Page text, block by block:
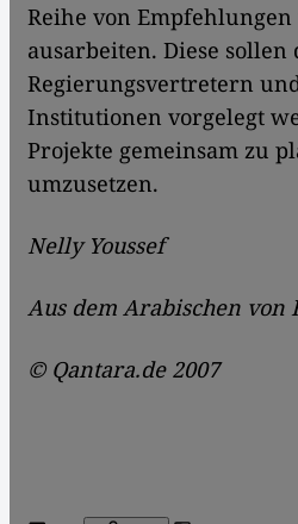
Reihe von
ausarbeiten. Diese sollen
Regierungsvertretern
Institutionen vorgelegt
Projekte gemeinsam zu
umzusetzen.
Nelly Youssef
Aus dem Arabischen von
© Qantara.de 2007